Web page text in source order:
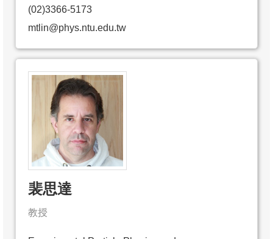
(02)3366-5173
mtlin@phys.ntu.edu.tw
裴思達
教授